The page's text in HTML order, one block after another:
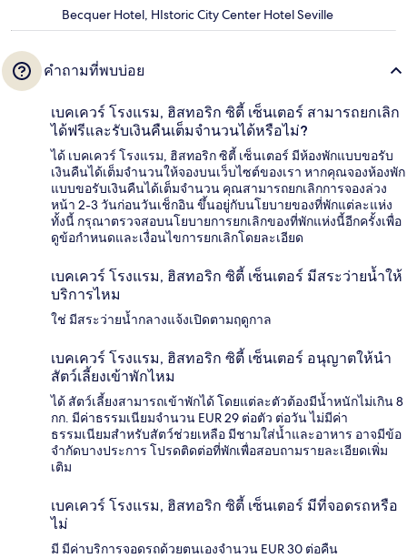
Becquer Hotel, HIstoric City Center Hotel Seville
คำถามที่พบบ่อย
เบคเควร์ โรงแรม, ฮิสทอริก ซิตี้ เซ็นเตอร์ สามารถยกเลิก
ได้ฟรีและรับเงินคืนเต็มจำนวนได้หรือไม่?
ได้ เบคเควร์ โรงแรม, ฮิสทอริก ซิตี้ เซ็นเตอร์ มีห้องพักแบบขอรับ
เงินคืนได้เต็มจำนวนให้จองบนเว็บไซต์ของเรา หากคุณจองห้องพัก
แบบขอรับเงินคืนได้เต็มจำนวน คุณสามารถยกเลิกการจองล่วง
หน้า 2-3 วันก่อนวันเช็กอิน ขึ้นอยู่กับนโยบายของที่พักแต่ละแห่ง
ทั้งนี้ กรุณาตรวจสอบนโยบายการยกเลิกของที่พักแห่งนี้อีกครั้งเพื่อ
ดูข้อกำหนดและเงื่อนไขการยกเลิกโดยละเอียด
เบคเควร์ โรงแรม, ฮิสทอริก ซิตี้ เซ็นเตอร์ มีสระว่ายน้ำให้
บริการไหม
ใช่ มีสระว่ายน้ำกลางแจ้งเปิดตามฤดูกาล
เบคเควร์ โรงแรม, ฮิสทอริก ซิตี้ เซ็นเตอร์ อนุญาตให้นำ
สัตว์เลี้ยงเข้าพักไหม
ได้ สัตว์เลี้ยงสามารถเข้าพักได้ โดยแต่ละตัวต้องมีน้ำหนักไม่เกิน 8
กก. มีค่าธรรมเนียมจำนวน EUR 29 ต่อตัว ต่อวัน ไม่มีค่า
ธรรมเนียมสำหรับสัตว์ช่วยเหลือ มีชามใส่น้ำและอาหาร อาจมีข้อ
จำกัดบางประการ โปรดติดต่อที่พักเพื่อสอบถามรายละเอียดเพิ่ม
เติม
เบคเควร์ โรงแรม, ฮิสทอริก ซิตี้ เซ็นเตอร์ มีที่จอดรถหรือ
ไม่
มี มีค่าบริการจอดรถด้วยตนเองจำนวน EUR 30 ต่อคืน